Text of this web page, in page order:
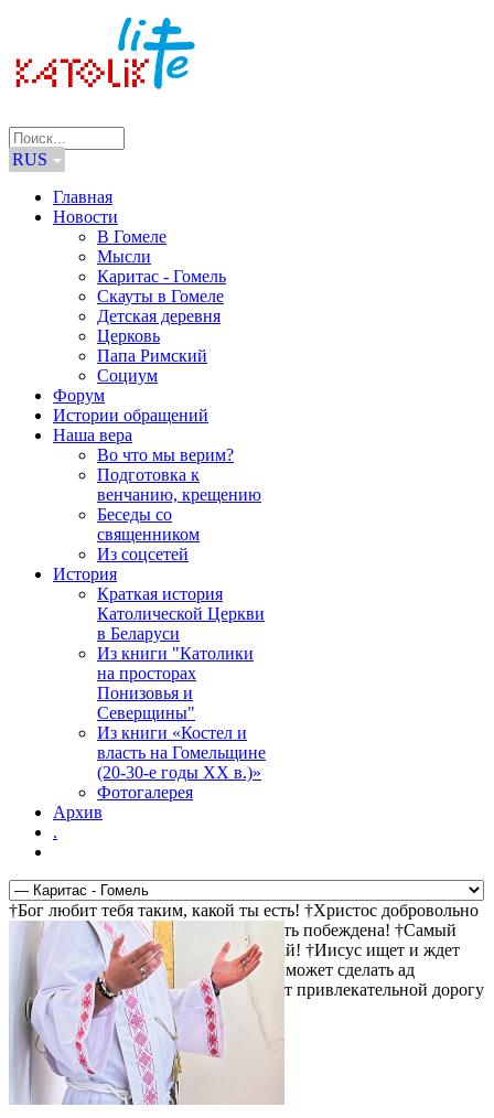
RUS
Главная
Новости
В Гомеле
Мысли
Каритас - Гомель
Скауты в Гомеле
Детская деревня
Церковь
Папа Римский
Социум
Форум
Истории обращений
Наша вера
Во что мы верим?
Подготовка к
венчанию, крещению
Беседы со
священником
Из соцсетей
История
Краткая история
Католической Церкви
в Беларуси
Из книги "Католики
на просторах
Понизовья и
Северщины"
Из книги «Костел и
власть на Гомельщине
(20-30-е годы ХХ в.)»
Фотогалерея
Архив
.
†Бог любит тебя таким, какой ты есть! †Христос добровольно
пошел на крест за твои грехи †Смерть побеждена! †Самый
прямой путь к спасению - не осуждай! †Иисус ищет и ждет
тебя! †Христос воскрес! †Дьявол не может сделать ад
привлекательным, поэтому он делает привлекательной дорогу
туда